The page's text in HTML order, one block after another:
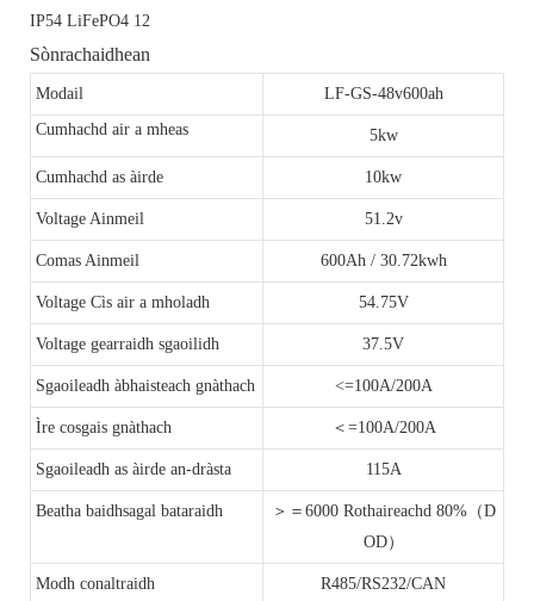
Sònrachaidhean
Modail
LF-GS-48v600ah
Cumhachd air a mheas
5kw
Cumhachd as àirde 10kw
Voltage Ainmeil 51.2v
Comas Ainmeil 600Ah / 30.72kwh
Voltage Cìs air a mholadh 54.75V
Voltage gearraidh sgaoilidh 37.5V
Sgaoileadh àbhaisteach gnàthach <=100A/200A
Ìre cosgais gnàthach ＜=100A/200A
Sgaoileadh as àirde an-dràsta 115A
Beatha baidhsagal bataraidh
＞＝6000 Rothaireachd 80%（D
OD）
Modh conaltraidh R485/RS232/CAN